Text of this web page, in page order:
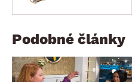
Podobné články